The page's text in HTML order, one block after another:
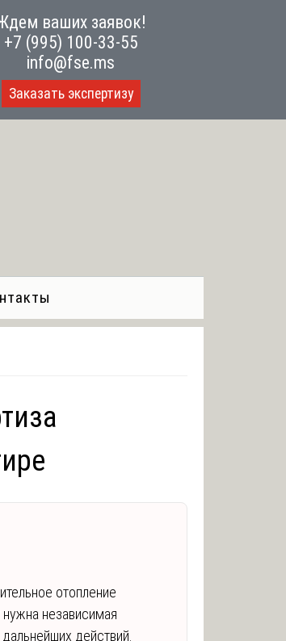
ваших заявок!
+7 (995) 100-33-55
info@fse.ms
Заказать экспертизу
отопление
независимая
действий.